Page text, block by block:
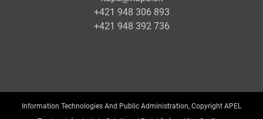
+421 948 306 893
+421 948 392 736
Information Technologies And Public Administration, Copyright APEL